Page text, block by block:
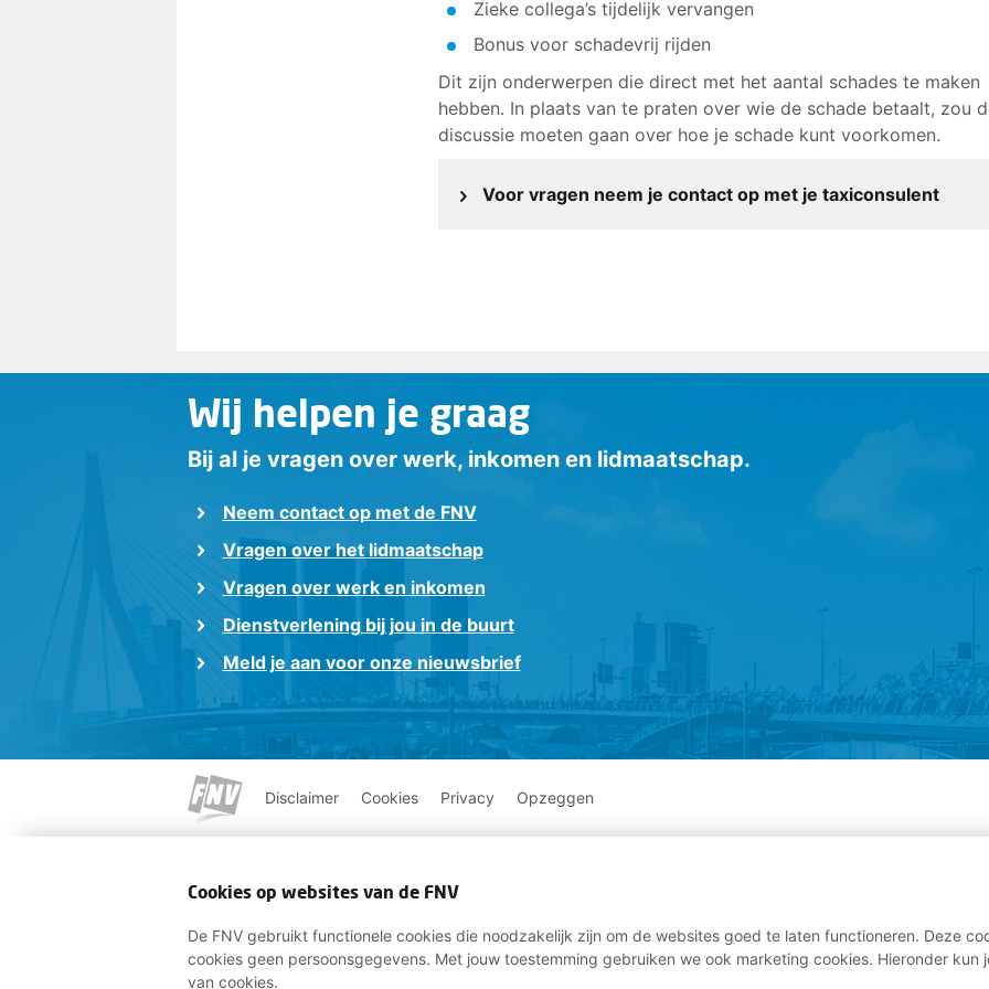
Zieke collega’s tijdelijk vervangen
Bonus voor schadevrij rijden
Dit zijn onderwerpen die direct met het aantal schades te maken
hebben. In plaats van te praten over wie de schade betaalt, zou
discussie moeten gaan over hoe je schade kunt voorkomen.
Voor vragen neem je contact op met je taxiconsulent
Wij helpen je graag
Bij al je vragen over werk, inkomen en lidmaatschap.
Neem contact op met de FNV
Vragen over het lidmaatschap
Vragen over werk en inkomen
Dienstverlening bij jou in de buurt
Meld je aan voor onze nieuwsbrief
Disclaimer Cookies Privacy Opzeggen
Cookies op websites van de FNV
De FNV gebruikt functionele cookies die noodzakelijk zijn om de websites goed te laten functioneren. Deze
cookies geen persoonsgegevens. Met jouw toestemming gebruiken we ook marketing cookies. Hieronder
van cookies.